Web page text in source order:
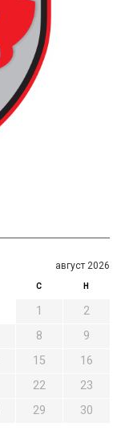
август 2026
С Н
1
2
8
9
15
16
22
23
29
30